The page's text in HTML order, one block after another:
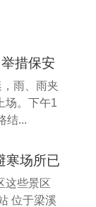
措保安
雨、雨夹
场。下午1
结...
寒场所已
这些景区
位于梁溪